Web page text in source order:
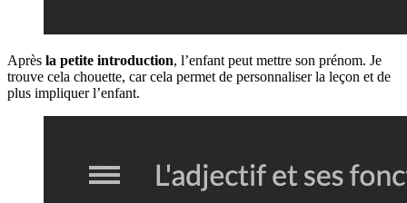
Après la petite introduction, l’enfant peut mettre son prénom. Je
trouve cela chouette, car cela permet de personnaliser la leçon et de
plus impliquer l’enfant.